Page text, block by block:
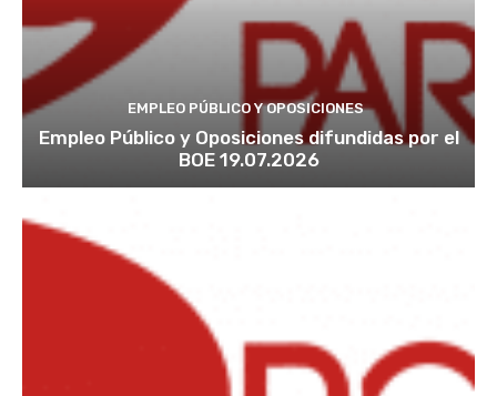
EMPLEO PÚBLICO Y OPOSICIONES
Empleo Público y Oposiciones difundidas por el
BOE 19.07.2026